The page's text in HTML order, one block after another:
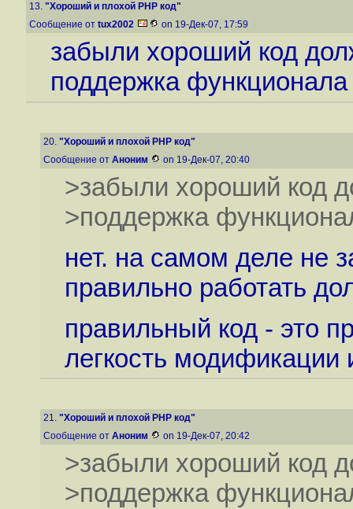
13. "Хороший и плохой PHP код"
Сообщение от tux2002 on 19-Дек-07, 17:59
забыли хороший код
поддержка
20. "Хороший и плохой PHP код"
Сообщение от Аноним on 19-Дек-07, 20:40
>забыли хороший код
>поддержка
нет. на самом деле не
правильно работать
правильный код - это
легкость
21. "Хороший и плохой PHP код"
Сообщение от Аноним on 19-Дек-07, 20:42
>забыли хороший код
>поддержка